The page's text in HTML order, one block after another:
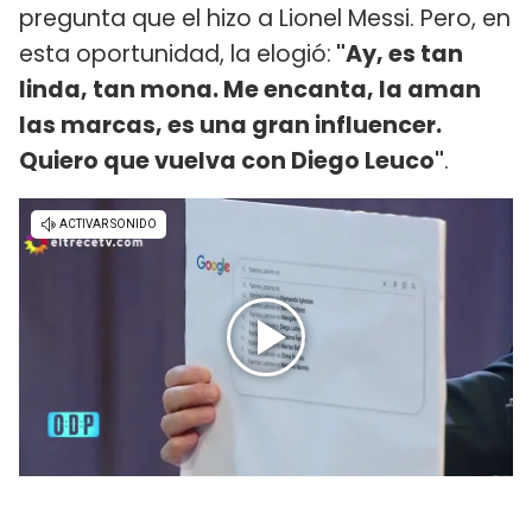
pregunta que el hizo a Lionel Messi. Pero, en
esta oportunidad, la elogió: "Ay, es tan
linda, tan mona. Me encanta, la aman
las marcas, es una gran influencer.
Quiero que vuelva con Diego Leuco".